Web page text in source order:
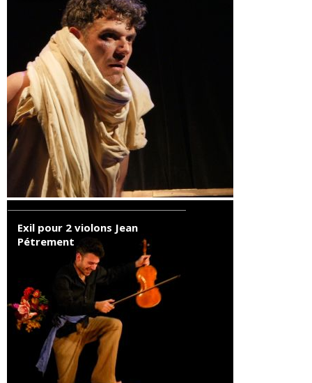
Exil pour 2 violons Jean
Pétrement